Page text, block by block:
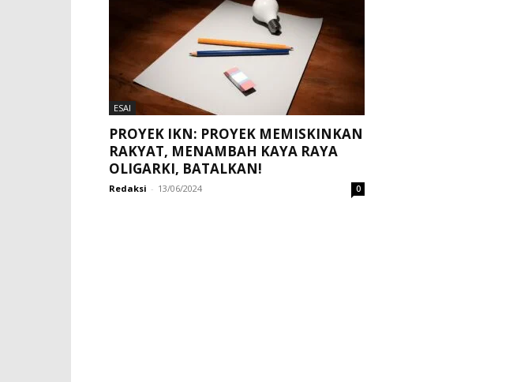
ESAI
PROYEK IKN: PROYEK MEMISKINKAN
RAKYAT, MENAMBAH KAYA RAYA
OLIGARKI, BATALKAN!
Redaksi - 13/06/2024 0